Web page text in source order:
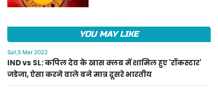
YOU MAY LIKE
Sat,5 Mar 2022
IND vs SL: कपिल देव के खास क्लब में शामिल हुए 'रॉकस्टार'
जडेजा, ऐसा करने वाले बने मात्र दूसरे भारतीय